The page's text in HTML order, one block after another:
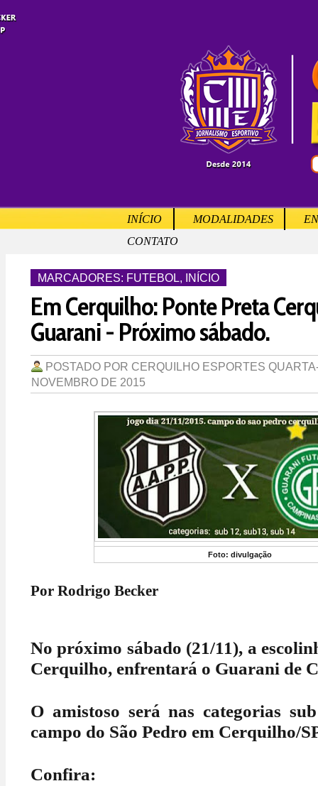
INÍCIO MODALIDADES
CONTATO
MARCADORES: FUTEBOL, INÍCIO
Em Cerquilho: Ponte Preta
Guarani - Próximo sábado.
POSTADO POR CERQUILHO ESPORTES
NOVEMBRO DE 2015
Foto: divulgação
Por Rodrigo Becker
No próximo sábado (21/11), a
Cerquilho, enfrentará o Guarani de
O amistoso será nas categorias
campo do São Pedro em Cerquilho/
Confira: